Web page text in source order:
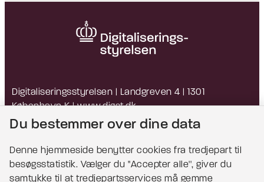
Digitaliseringsstyrelsen | Landgreven 4 | 1301
København K |www.digst.dk
EAN: 5798009814203 | CVR: 34051178
Bemærk!
Du bestemmer over dine data
Denne hjemmeside benytter cookies fra tredjepart til
besøgsstatistik. Vælger du ''Accepter alle'', giver du
samtykke til at tredjepartsservices må gemme